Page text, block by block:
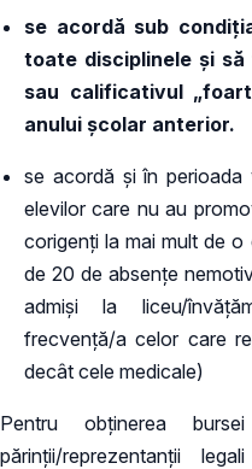
se acordă sub
toate disciplinele şi
sau calificativul
anului şcolar anterior.
se acordă şi în
elevilor care nu au
corigenți la mai mult de o
de 20 de absențe
admiși la liceu/
frecvență/a celor care
decât cele medicale)
Pentru obţinerea
părinţii/reprezentanţii